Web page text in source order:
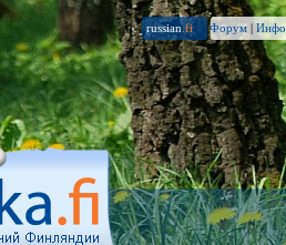
russian.fi Форум | Инфо